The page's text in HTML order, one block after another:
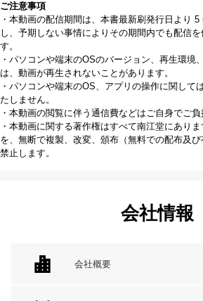
ご注意事項
・本動画の配信期間は、本書最新刷発行日より
し、予期しない事情によりその期間内でも配信
す。
・パソコンや端末のOSのバージョン、再生環境
は、動画が再生されないことがあります。
・パソコンや端末のOS、アプリの操作に関して
たしません。
・本動画の閲覧に伴う通信費などはご自身でご負
・本動画に関する著作権はすべて南江堂にあり
を、無断で複製、改変、頒布（無料での配布及
禁止します。
会社情報
会社概要